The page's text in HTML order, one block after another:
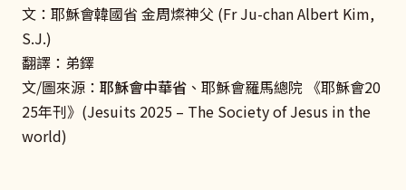
文：耶穌會韓國省 金周燦神父 (Fr Ju-chan Albert Kim,
S.J.)
翻譯：弟鐸
文/圖來源： 耶穌會中華省 、耶穌會羅馬總院 《耶穌會20
25年刊》(Jesuits 2025 – The Society of Jesus in the
world)